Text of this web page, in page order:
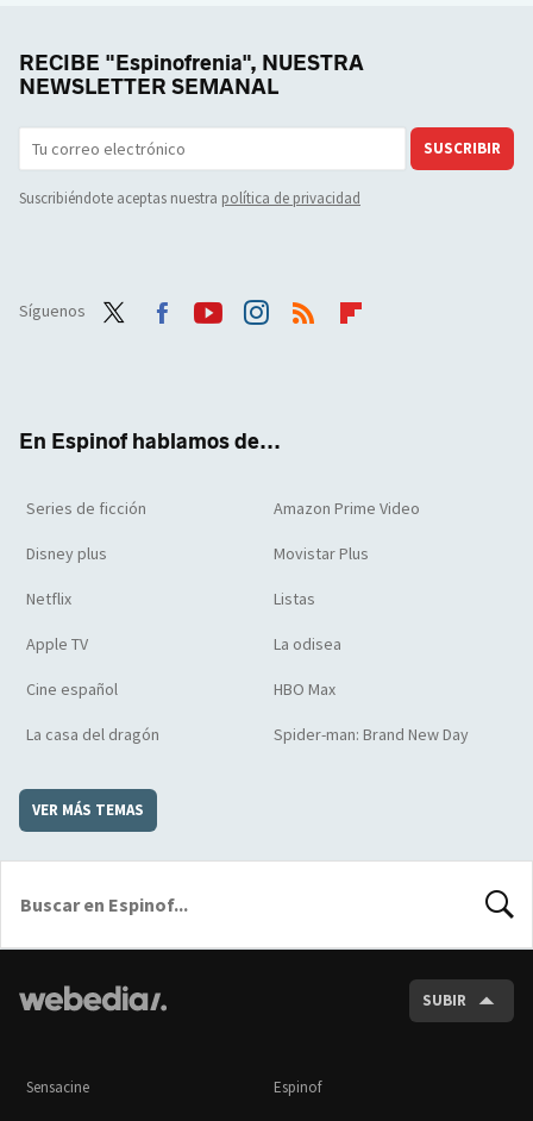
RECIBE "Espinofrenia", NUESTRA
NEWSLETTER SEMANAL
SUSCRIBIR
Suscribiéndote aceptas nuestra política de privacidad
Síguenos
En Espinof hablamos de...
Series de ficción Amazon Prime Video
Disney plus Movistar Plus
Netflix Listas
Apple TV La odisea
Cine español HBO Max
La casa del dragón Spider-man: Brand New Day
VER MÁS TEMAS
SUBIR
Sensacine Espinof